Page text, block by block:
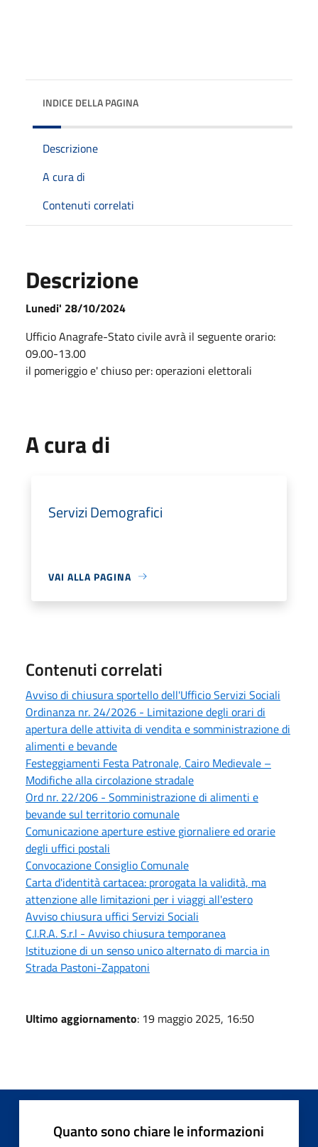
INDICE DELLA PAGINA
Descrizione
A cura di
Contenuti correlati
Descrizione
Lunedi' 28/10/2024
Ufficio Anagrafe-Stato civile avrà il seguente orario:
09.00-13.00
il pomeriggio e' chiuso per: operazioni elettorali
A cura di
Servizi Demografici
VAI ALLA PAGINA
Contenuti correlati
Avviso di chiusura sportello dell'Ufficio Servizi Sociali
Ordinanza nr. 24/2026 - Limitazione degli orari di
apertura delle attivita di vendita e somministrazione di
alimenti e bevande
Festeggiamenti Festa Patronale, Cairo Medievale –
Modifiche alla circolazione stradale
Ord nr. 22/206 - Somministrazione di alimenti e
bevande sul territorio comunale
Comunicazione aperture estive giornaliere ed orarie
degli uffici postali
Convocazione Consiglio Comunale
Carta d'identità cartacea: prorogata la validità, ma
attenzione alle limitazioni per i viaggi all'estero
Avviso chiusura uffici Servizi Sociali
C.I.R.A. S.r.l - Avviso chiusura temporanea
Istituzione di un senso unico alternato di marcia in
Strada Pastoni-Zappatoni
Ultimo aggiornamento: 19 maggio 2025, 16:50
Quanto sono chiare le informazioni